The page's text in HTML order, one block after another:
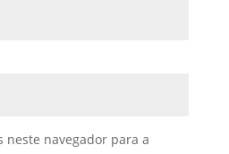
neste navegador para a